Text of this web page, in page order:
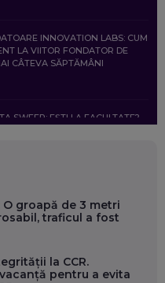
INNOVATION LABS: CUM
LA VIITOR FONDATOR DE
CÂTEVA SĂPTĂMÂNI
SWEEP: EȘTI LA FACULTATE?
SĂ FII MAI BUN LA JOB. ȘI CUM
URMĂTORII ANI
AL KULTH: CUM
groapă de 3 metri
traficul a fost
la CCR.
pentru a evita